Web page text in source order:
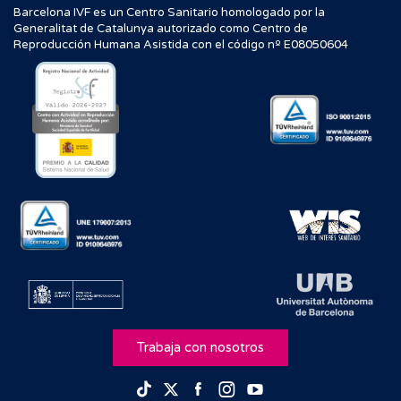
Barcelona IVF es un Centro Sanitario homologado por la
Generalitat de Catalunya autorizado como Centro de
Reproducción Humana Asistida con el código nº E08050604
Trabaja con nosotros
TikTokTwitterFacebook
Instagram